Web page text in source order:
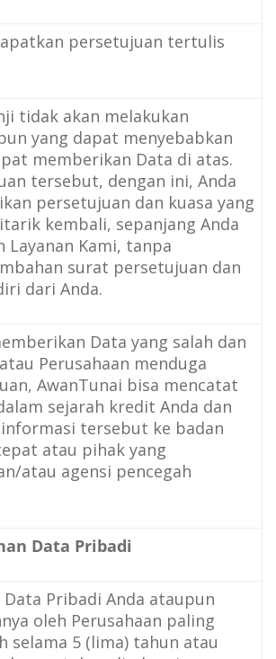
persetujuan tertulis
tidak akan melakukan
yang dapat menyebabkan
memberikan Data di atas.
tersebut, dengan ini, Anda
persetujuan dan kuasa yang
kembali, sepanjang Anda
Layanan Kami, tanpa
surat persetujuan dan
dari Anda.
Data yang salah dan
Perusahaan menduga
AwanTunai bisa mencatat
sejarah kredit Anda dan
tersebut ke badan
atau pihak yang
atau agensi pencegah
Data Pribadi
Data Pribadi Anda ataupun
oleh Perusahaan paling
selama 5 (lima) tahun atau